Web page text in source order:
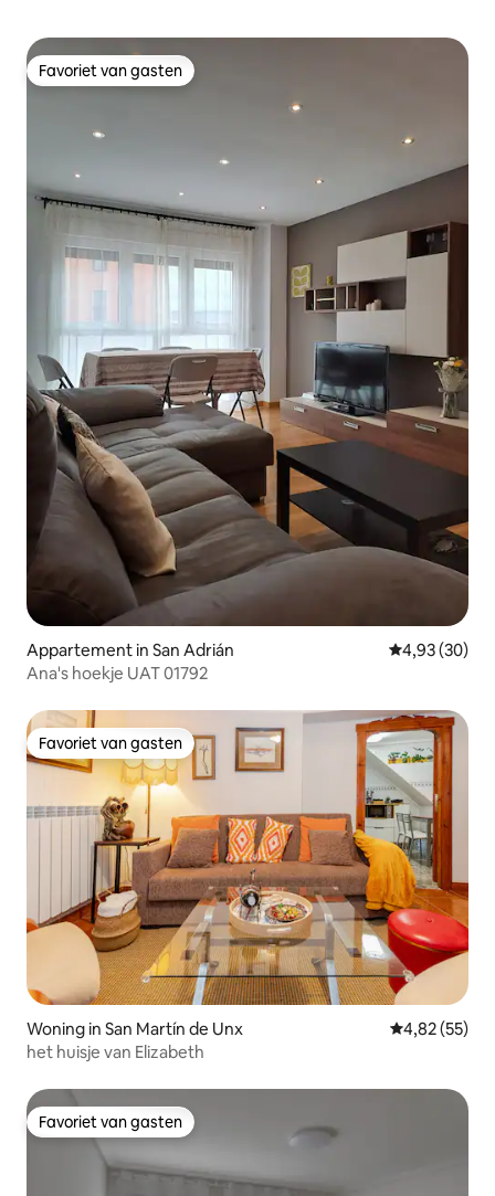
Favoriet van gasten
Favoriet van gasten
Appartement in San Adrián Gemiddelde
4,93 (30)
Ana's hoekje UAT 01792
Favoriet van gasten
Favoriet van gasten
Woning in San Martín de Unx Gemiddelde
4,82 (55)
het huisje van Elizabeth
Favoriet van gasten
Favoriet van gasten